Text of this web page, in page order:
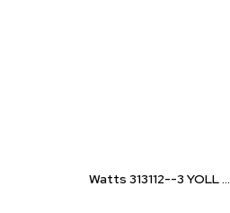
Watts 313112--3 YOLL ...